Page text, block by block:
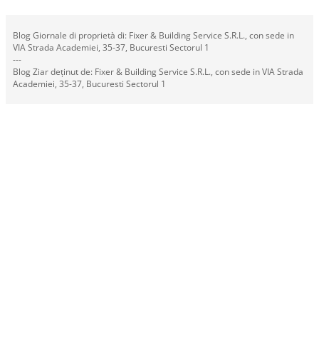
Blog Giornale di proprietà di: Fixer & Building Service S.R.L., con sede in
VIA Strada Academiei, 35-37, Bucuresti Sectorul 1
---
Blog Ziar deținut de: Fixer & Building Service S.R.L., con sede in VIA Strada
Academiei, 35-37, Bucuresti Sectorul 1